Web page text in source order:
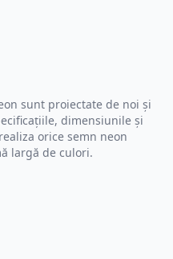
sunt proiectate de noi și
dimensiunile și
orice semn neon
largă de culori.